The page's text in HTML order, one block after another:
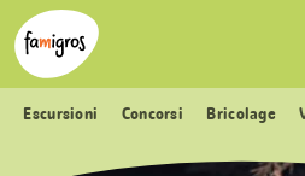
Navigazione
segnalibri
Header
Logo
Escursioni Concorsi Bricolage